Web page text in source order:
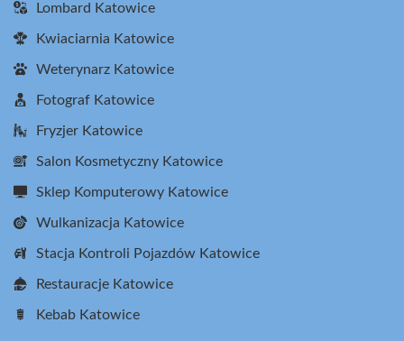
Lombard Katowice
Kwiaciarnia Katowice
Weterynarz Katowice
Fotograf Katowice
Fryzjer Katowice
Salon Kosmetyczny Katowice
Sklep Komputerowy Katowice
Wulkanizacja Katowice
Stacja Kontroli Pojazdów Katowice
Restauracje Katowice
Kebab Katowice